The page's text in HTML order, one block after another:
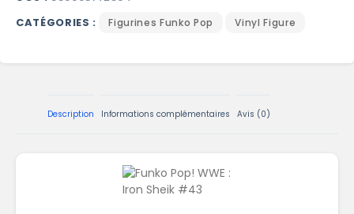
CATÉGORIES :
Figurines Funko Pop Vinyl Figure
Description Informations complémentaires Avis (0)